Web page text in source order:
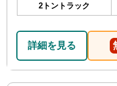
2トントラック
詳細を見る